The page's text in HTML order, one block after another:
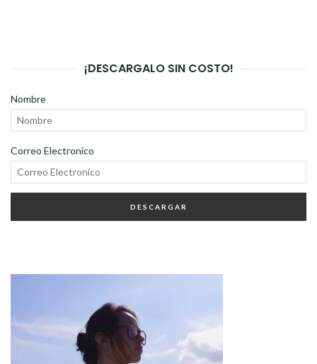
¡DESCARGALO SIN COSTO!
Nombre
Correo Electronico